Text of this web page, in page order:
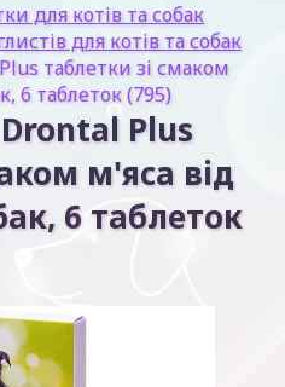
для котів та собак
для котів та собак
таблетки зі смаком
6 таблеток (795)
Plus
м'яса від
6 таблеток